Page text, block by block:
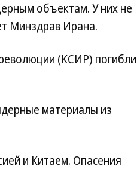
объектам. У них не
Минздрав Ирана.
(КСИР) погибли
материалы из
и Китаем. Опасения